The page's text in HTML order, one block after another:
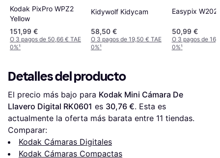
Kodak PixPro WPZ2
Yellow
151,99 €
O 3 pagos de 50,66 € TAE
0%¹
Kidywolf Kidycam
58,50 €
O 3 pagos de 19,50 € TAE
0%¹
Easypix
50,99 €
O 3 pagos de
0%¹
Detalles del producto
El precio más bajo para Kodak Mini Cámara De
Llavero Digital RK0601 es 30,76 €. Esta es
actualmente la oferta más barata entre 11 tiendas.
Comparar:
Kodak Cámaras Digitales
Kodak Cámaras Compactas